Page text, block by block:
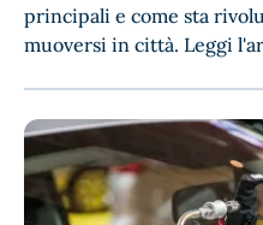
principali e come sta
muoversi in città. Leggi